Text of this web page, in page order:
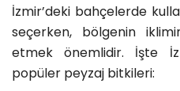
İzmir’deki bahçelerde
seçerken, bölgenin
etmek önemlidir. İşte
popüler peyzaj bitkileri: